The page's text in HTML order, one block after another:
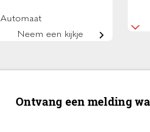
Automaat
Neem een kijkje
Ontvang een melding